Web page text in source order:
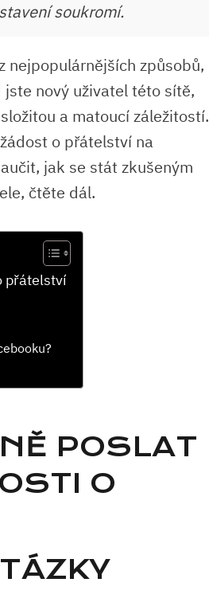
soukromí.
nejpopulárnějších způsobů,
nový uživatel této sítě,
a matoucí záležitostí.
o přátelství na
jak se stát zkušeným
čtěte dál.
přátelství
POSLAT
O